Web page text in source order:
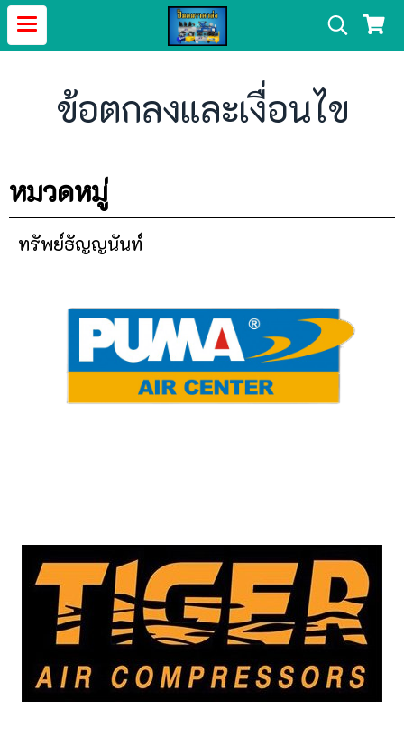
ข้อตกลงและเงื่อนไข
หมวดหมู่
ทรัพย์ธัญญนันท์